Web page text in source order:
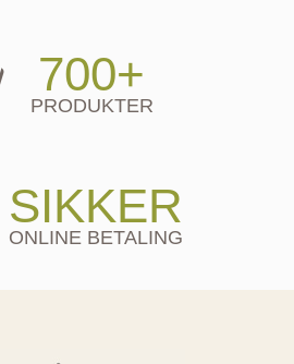
700+
PRODUKTER
SIKKER
ONLINE BETALING